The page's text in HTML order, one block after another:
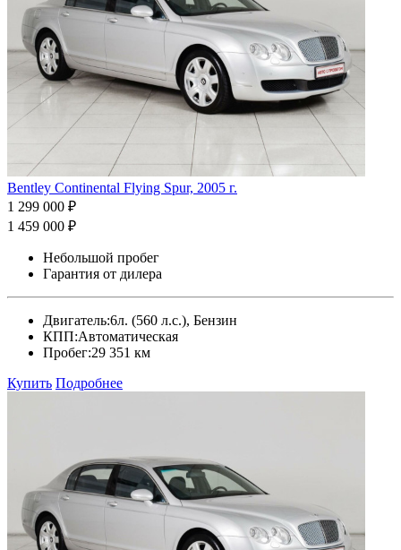
Bentley Continental Flying Spur, 2005 г.
1 299 000 ₽
1 459 000 ₽
Небольшой пробег
Гарантия от дилера
Двигатель:6л. (560 л.с.), Бензин
КПП:Автоматическая
Пробег:29 351 км
Купить Подробнее